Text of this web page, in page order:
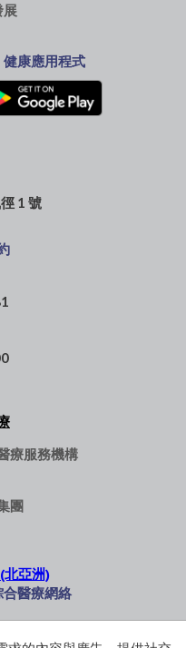
展
康應用程式
1 號
療服務機構
團
北亞洲)
醫療網絡
怡醫院醫 港怡德臻心